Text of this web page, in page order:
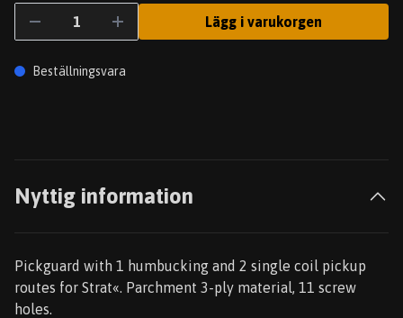
Lägg i varukorgen
Beställningsvara
Nyttig information
Pickguard with 1 humbucking and 2 single coil pickup
routes for Strat«. Parchment 3-ply material, 11 screw
holes.